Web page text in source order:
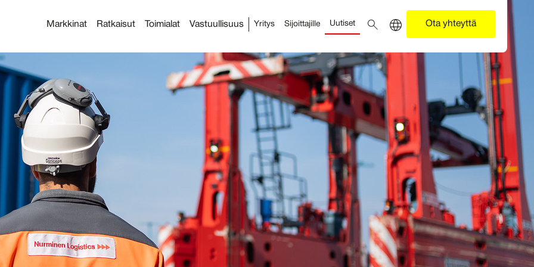
Contact menu
Ota yhteyttä
Markkinat Ratkaisut Toimialat Vastuullisuus Yritys Sijoittajille Uutiset
Current language Finnish, click to
Switch to Swedish
IT
Switch to Italian
Etsi